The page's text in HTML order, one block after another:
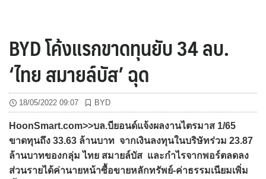
BYD โค้งแรกขาดทุนยับ 34 ลบ.
‘ไทย สมายล์บัส’ ฉุด
18/05/2022 09:07 BYD
HoonSmart.com>>บล.บียอนด์แจ้งผลงานไตรมาส 1/65
ขาดทุนถึง 33.63 ล้านบาท จากเงินลงทุนในบริษัทร่วม 23.87
ล้านบาทของกลุ่ม ไทย สมายล์บัส และกำไรจากพอร์ตลดลง
ส่วนรายได้ค่านายหน้าซื้อขายหลักทรัพย์-ค่าธรรมเนียมเพิ่ม